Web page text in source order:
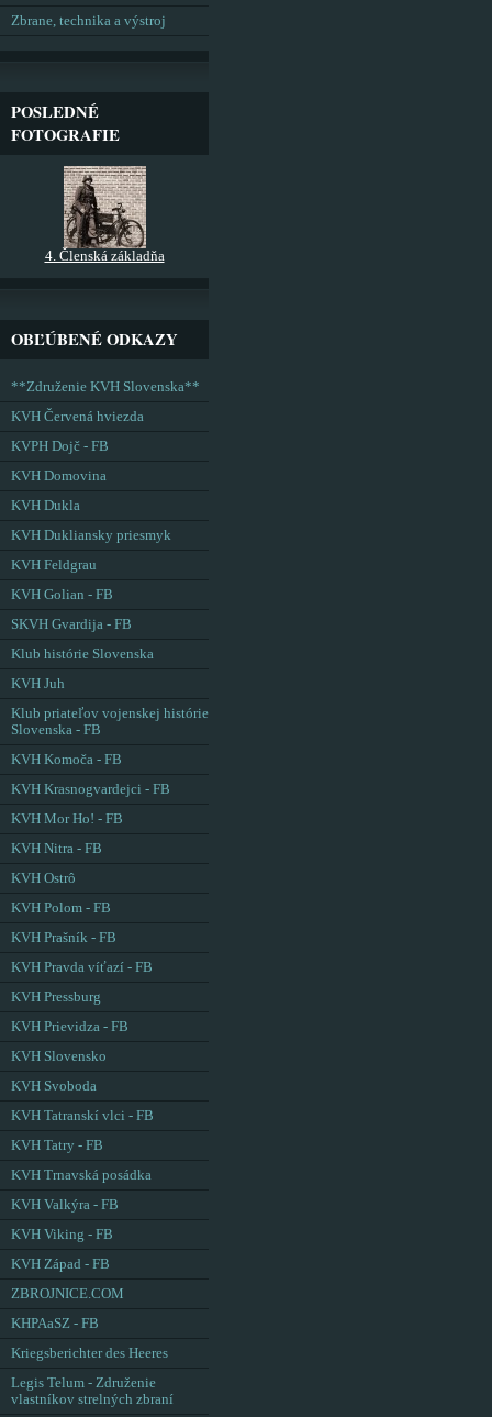
Zbrane, technika a výstroj
POSLEDNÉ
FOTOGRAFIE
4. Členská základňa
OBĽÚBENÉ ODKAZY
**Združenie KVH Slovenska**
KVH Červená hviezda
KVPH Dojč - FB
KVH Domovina
KVH Dukla
KVH Dukliansky priesmyk
KVH Feldgrau
KVH Golian - FB
SKVH Gvardija - FB
Klub histórie Slovenska
KVH Juh
Klub priateľov vojenskej histórie
Slovenska - FB
KVH Komoča - FB
KVH Krasnogvardejci - FB
KVH Mor Ho! - FB
KVH Nitra - FB
KVH Ostrô
KVH Polom - FB
KVH Prašník - FB
KVH Pravda víťazí - FB
KVH Pressburg
KVH Prievidza - FB
KVH Slovensko
KVH Svoboda
KVH Tatranskí vlci - FB
KVH Tatry - FB
KVH Trnavská posádka
KVH Valkýra - FB
KVH Viking - FB
KVH Západ - FB
ZBROJNICE.COM
KHPAaSZ - FB
Kriegsberichter des Heeres
Legis Telum - Združenie
vlastníkov strelných zbraní